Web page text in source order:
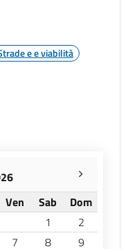
e e viabilità
Ven Sab
Dom
1
2
7 8
9